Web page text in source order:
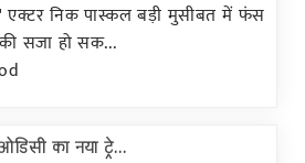
निक पास्कल बड़ी मुसीबत में फंस
सजा हो सक...
का नया ट्रे...